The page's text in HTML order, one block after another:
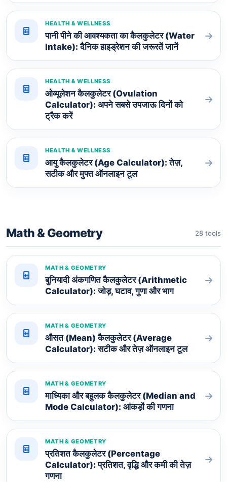
HEALTH & WELLNESS
पानी पीने की आवश्यकता का कैलकुलेटर (Water
Intake): दैनिक हाइड्रेशन की जरूरतें जानें
HEALTH & WELLNESS
ओव्यूलेशन कैलकुलेटर (Ovulation
Calculator): अपने सबसे उपजाऊ दिनों को
ट्रैक करें
HEALTH & WELLNESS
आयु कैलकुलेटर (Age Calculator): तेज़,
सटीक और मुफ्त ऑनलाइन टूल
Math & Geometry 28 tools
MATH & GEOMETRY
बुनियादी अंकगणित कैलकुलेटर (Arithmetic
Calculator): जोड़, घटाव, गुणा और भाग
MATH & GEOMETRY
औसत (Mean) कैलकुलेटर (Average
Calculator): सटीक और तेज़ ऑनलाइन टूल
MATH & GEOMETRY
माध्यिका और बहुलक कैलकुलेटर (Median and
Mode Calculator): आंकड़ों की गणना
MATH & GEOMETRY
प्रतिशत कैलकुलेटर (Percentage
Calculator): प्रतिशत, वृद्धि और कमी की तेज़
गणना